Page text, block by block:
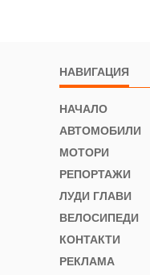
НАВИГАЦИЯ
НАЧАЛО
АВТОМОБИЛИ
МОТОРИ
РЕПОРТАЖИ
ЛУДИ ГЛАВИ
ВЕЛОСИПЕДИ
КОНТАКТИ
РЕКЛАМА